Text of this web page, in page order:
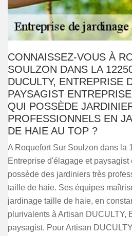
CONNAISSEZ-VOUS À
SOULZON DANS LA
DUCULTY, ENTREPRISE
PAYSAGIST
QUI POSSÈDE
PROFESSIONNELS EN
DE HAIE AU TOP ?
A Roquefort Sur Soulzon dans la
Entreprise d'élagage et
possède des jardiniers très
taille de haie. Ses équipes
jardinage taille de haie, en
plurivalents à Artisan DUCULTY,
paysagist. Pour Artisan